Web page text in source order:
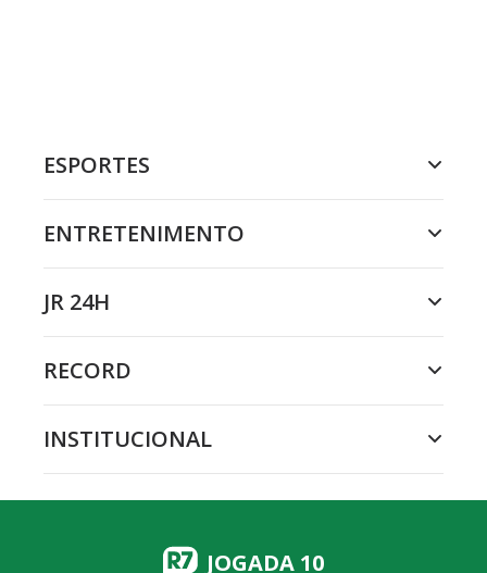
ESPORTES
ENTRETENIMENTO
JR 24H
RECORD
INSTITUCIONAL
JOGADA 10